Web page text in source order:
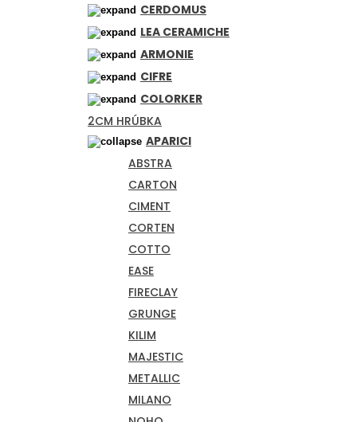
CERDOMUS
LEA CERAMICHE
ARMONIE
CIFRE
COLORKER
2CM HRÚBKA
APARICI
ABSTRA
CARTON
CIMENT
CORTEN
COTTO
EASE
FIRECLAY
GRUNGE
KILIM
MAJESTIC
METALLIC
MILANO